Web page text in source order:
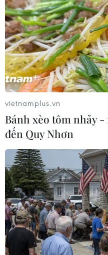
Thụy Sĩ khẳng
cuộc xung đột ở
Bộ Ngoại giao Thụy Sĩ
của Thụy Sĩ là kiên định
chức theo đề xuất của
trò trung lập của Thụy Sĩ.
vietnamplus.vn
Bánh xèo tôm nhảy
đến Quy Nhơn